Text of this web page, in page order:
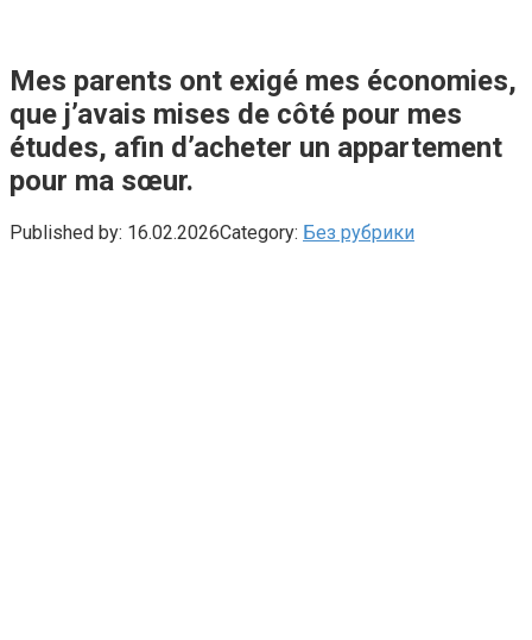
Mes parents ont exigé mes économies,
que j’avais mises de côté pour mes
études, afin d’acheter un appartement
pour ma sœur.
Published by: 16.02.2026Category: Без рубрики